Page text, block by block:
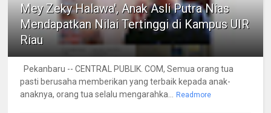
Mey Zeky Halawa', Anak Asli Putra Nias
Mendapatkan Nilai Tertinggi di Kampus UIR
Riau
Pekanbaru -- CENTRAL PUBLIK. COM, Semua orang tua
pasti berusaha memberikan yang terbaik kepada anak-
anaknya, orang tua selalu mengarahka...
Readmore